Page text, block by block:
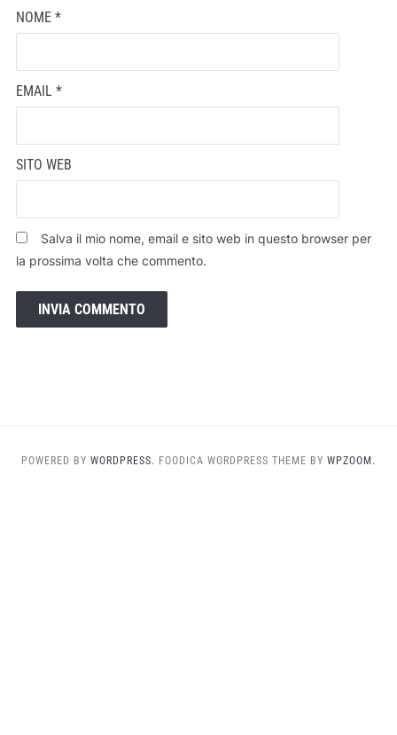
NOME *
EMAIL *
SITO WEB
Salva il mio nome, email e sito web in questo browser per
la prossima volta che commento.
POWERED BY WORDPRESS. FOODICA WORDPRESS THEME BY WPZOOM.